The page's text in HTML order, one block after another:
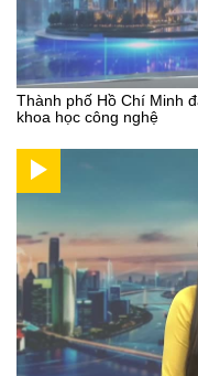
Thành phố Hồ Chí Minh
khoa học công nghệ